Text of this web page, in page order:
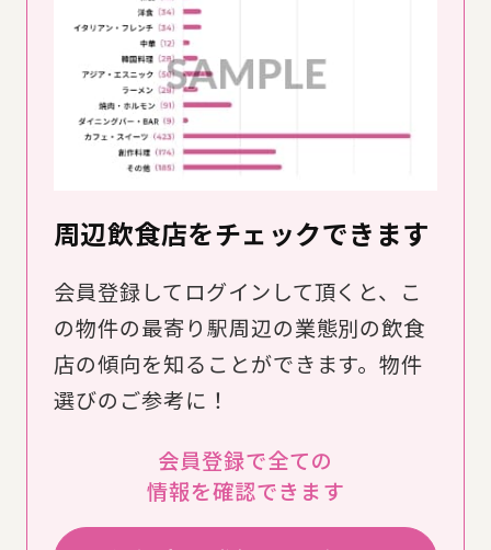
周辺飲食店をチェックできます
会員登録してログインして頂くと、こ
の物件の最寄り駅周辺の業態別の飲食
店の傾向を知ることができます。物件
選びのご参考に！
会員登録で全ての
情報を確認できます